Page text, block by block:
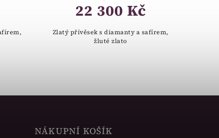
22 300 Kč
Zlatý přívěsek s diamanty a safírem,
žluté zlato
NÁKUPNÍ KOŠÍK